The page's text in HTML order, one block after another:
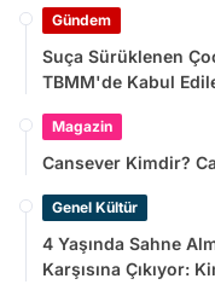
Gündem
Suça Sürüklenen
TBMM'de Kabul
Magazin
Cansever Kimdir?
Genel Kültür
4 Yaşında Sahne
Karşısına Çıkıyor: